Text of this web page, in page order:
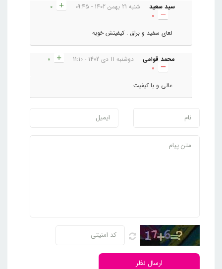
سید سعید شنبه 21 بهمن 1402 - 09:45
لعای سفید و براق . کیفیتش خوبه
محمد قوامی دوشنبه 11 دی 1402 - 11:10
عالی و با کیفیت
ارسال نظر